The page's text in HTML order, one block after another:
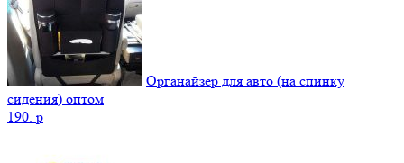
Органайзер для авто (на спинку
сидения) оптом
190. p